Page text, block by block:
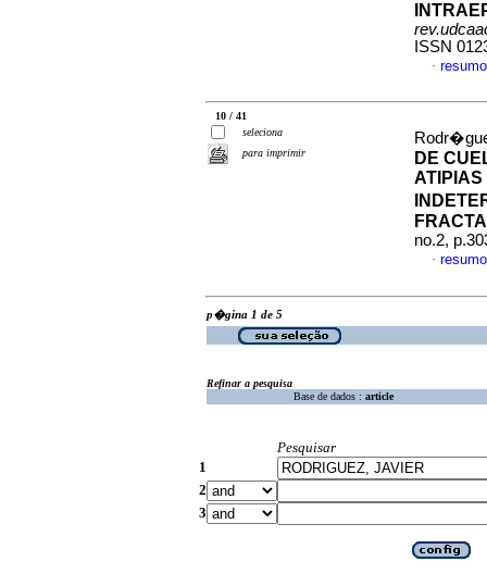
ISSN
·
10 / 41
seleciona
para imprimir
DE
ATIPIAS
no.2,
·
p�gina 1 de 5
Refinar a pesquisa
Base de dados : article
Pesquisar
1
2
3